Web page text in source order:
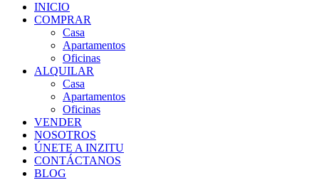
INICIO
COMPRAR
Casa
Apartamentos
Oficinas
ALQUILAR
Casa
Apartamentos
Oficinas
VENDER
NOSOTROS
ÚNETE A INZITU
CONTÁCTANOS
BLOG